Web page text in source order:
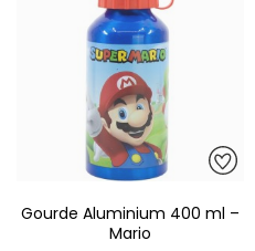
Gourde Aluminium 400 ml –
Mario